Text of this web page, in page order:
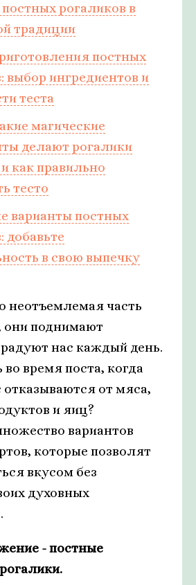
рогаликов в
традиции
постных
выбор ингредиентов и
теста
магические
делают рогалики
как правильно
тесто
варианты постных
добавьте
в свою выпечку
неотъемлемая часть
поднимают
нас каждый день.
во время поста, когда
отказываются от мяса,
и яиц?
вариантов
которые позволят
вкусом без
духовных
- постные